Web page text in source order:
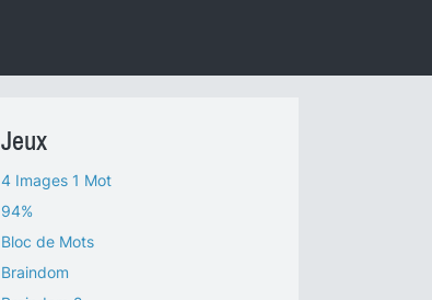
Jeux
4 Images 1 Mot
94%
Bloc de Mots
Braindom